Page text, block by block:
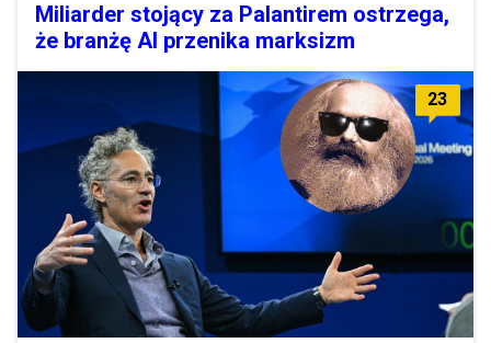
Miliarder stojący za Palantirem ostrzega,
że branżę AI przenika marksizm
23